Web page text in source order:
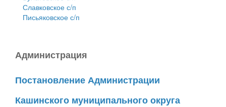
Славковское с/п
Письяковское с/п
Администрация
Постановление Администрации
Кашинского муниципального округа